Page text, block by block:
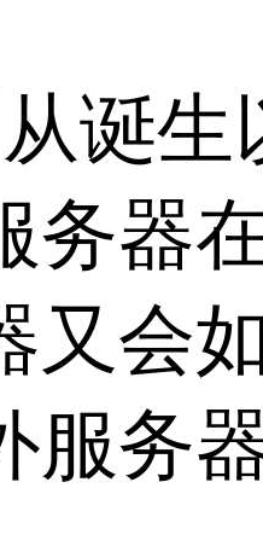
诞生
务器
又会
服务